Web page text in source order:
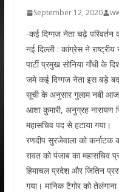
September 12, 2020
-कई दिग्गज नेता चढ़े परिवर्तन
नई दिल्ली : कांग्रेस ने
पार्टी प्रमुख सोनिया गाँधी के
जमे कई दिग्गज नेता इस बड़े
सूची के अनुसार गुलाम नबी
आशा कुमारी, अनुग्रह
महासचिव पद से हटाया गया।
रणदीप सुरजेवाला को कर्नाटक
रावत को पंजाब का महासचिव
हिमाचल प्रदेश और जितिन
गया। मानिक टैगोर को